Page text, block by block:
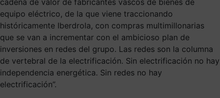
equipo eléctrico, de la que viene traccionando
históricamente Iberdrola, con compras multimillonarias
que se van a incrementar con el ambicioso plan de
inversiones en redes del grupo. Las redes son la columna
de vertebral de la electrificación. Sin electrificación no hay
independencia energética. Sin redes no hay
electrificación”.